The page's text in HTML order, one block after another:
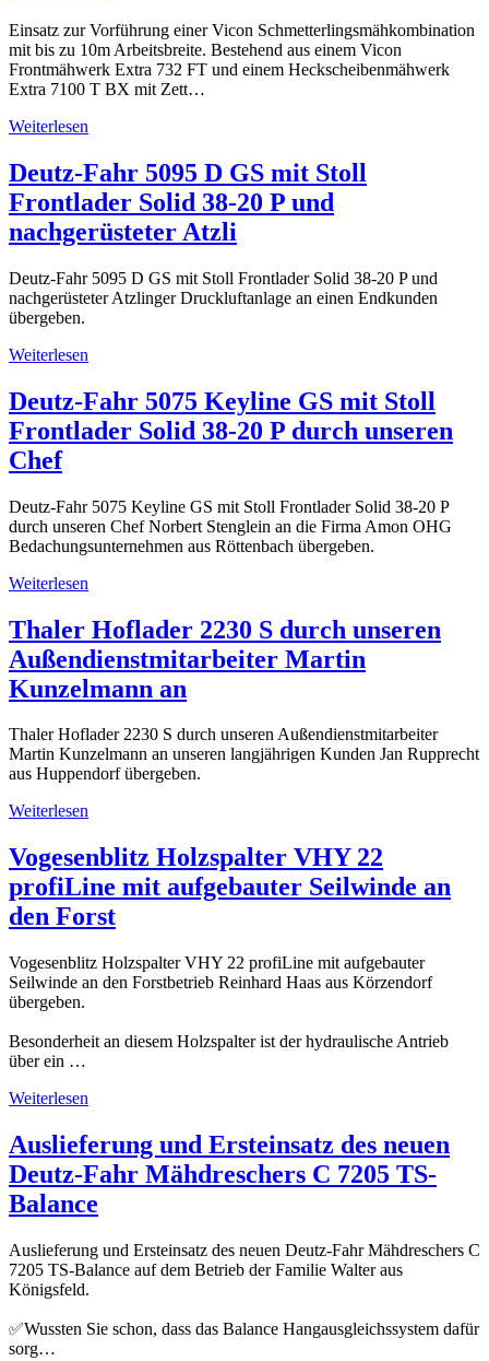
Einsatz zur Vorführung einer Vicon Schmetterlingsmähkombination
mit bis zu 10m Arbeitsbreite. Bestehend aus einem Vicon
Frontmähwerk Extra 732 FT und einem Heckscheibenmähwerk
Extra 7100 T BX mit Zett…
Weiterlesen
Deutz-Fahr 5095 D GS mit Stoll
Frontlader Solid 38-20 P und
nachgerüsteter Atzli
Deutz-Fahr 5095 D GS mit Stoll Frontlader Solid 38-20 P und
nachgerüsteter Atzlinger Druckluftanlage an einen Endkunden
übergeben.
Weiterlesen
Deutz-Fahr 5075 Keyline GS mit Stoll
Frontlader Solid 38-20 P durch unseren
Chef
Deutz-Fahr 5075 Keyline GS mit Stoll Frontlader Solid 38-20 P
durch unseren Chef Norbert Stenglein an die Firma Amon OHG
Bedachungsunternehmen aus Röttenbach übergeben.
Weiterlesen
Thaler Hoflader 2230 S durch unseren
Außendienstmitarbeiter Martin
Kunzelmann an
Thaler Hoflader 2230 S durch unseren Außendienstmitarbeiter
Martin Kunzelmann an unseren langjährigen Kunden Jan Rupprecht
aus Huppendorf übergeben.
Weiterlesen
Vogesenblitz Holzspalter VHY 22
profiLine mit aufgebauter Seilwinde an
den Forst
Vogesenblitz Holzspalter VHY 22 profiLine mit aufgebauter
Seilwinde an den Forstbetrieb Reinhard Haas aus Körzendorf
übergeben.
Besonderheit an diesem Holzspalter ist der hydraulische Antrieb
über ein …
Weiterlesen
Auslieferung und Ersteinsatz des neuen
Deutz-Fahr Mähdreschers C 7205 TS-
Balance
Auslieferung und Ersteinsatz des neuen Deutz-Fahr Mähdreschers C
7205 TS-Balance auf dem Betrieb der Familie Walter aus
Königsfeld.
✅Wussten Sie schon, dass das Balance Hangausgleichssystem dafür
sorg…